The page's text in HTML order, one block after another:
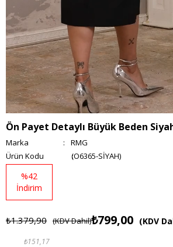
Ön Payet Detaylı Büyük Beden
Marka :
RMG
(O6365-SİYAH)
%42
İndirim
₺1.379,90 (KDV Dahil)₺799,00 (KDV
₺151,17